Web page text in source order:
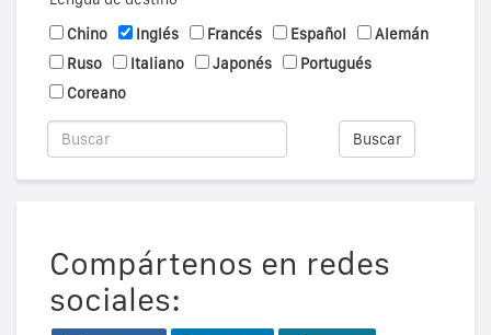
Chino
Inglés Francés Español
Alemán
Ruso
Italiano Japonés
Portugués
Coreano
Buscar
Compártenos en redes
sociales: